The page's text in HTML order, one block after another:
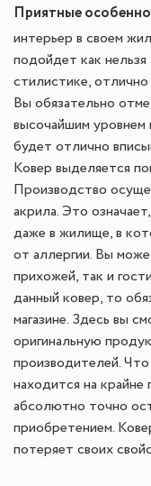
Приятные
интерьер в своем
подойдет как
стилистике,
Вы обязательно
высочайшим уровнем
будет отлично
Ковер выделяется
Производство
акрила. Это
даже в жилище, в
от аллергии. Вы
прихожей, так и
данный ковер, то
магазине. Здесь вы
оригинальную
производителей.
находится на крайне
абсолютно точно
приобретением.
потеряет своих